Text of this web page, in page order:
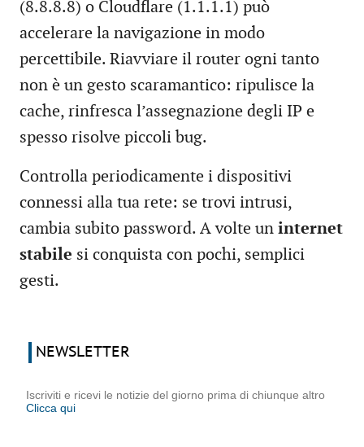
(8.8.8.8) o Cloudflare (1.1.1.1) può
accelerare la navigazione in modo
percettibile. Riavviare il router ogni tanto
non è un gesto scaramantico: ripulisce la
cache, rinfresca l’assegnazione degli IP e
spesso risolve piccoli bug.
Controlla periodicamente i dispositivi
connessi alla tua rete: se trovi intrusi,
cambia subito password. A volte un internet
stabile si conquista con pochi, semplici
gesti.
NEWSLETTER
Iscriviti e ricevi le notizie del giorno prima di chiunque altro
Clicca qui